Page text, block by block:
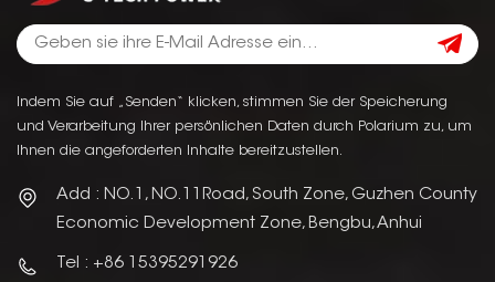
Indem Sie auf „Senden“ klicken, stimmen Sie der Speicherung
und Verarbeitung Ihrer persönlichen Daten durch Polarium zu, um
Ihnen die angeforderten Inhalte bereitzustellen.
Add : NO.1, NO.11Road, South Zone, Guzhen County
Economic Development Zone, Bengbu, Anhui
Tel : +86 15395291926